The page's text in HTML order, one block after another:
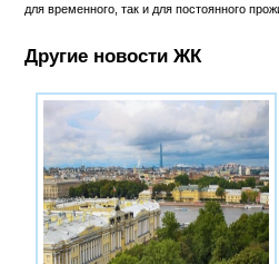
для временного, так и для постоянного
Другие новости ЖК